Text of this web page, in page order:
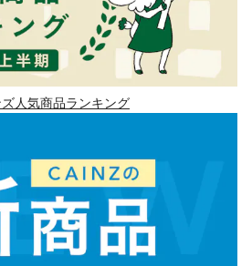
人気商品ランキング